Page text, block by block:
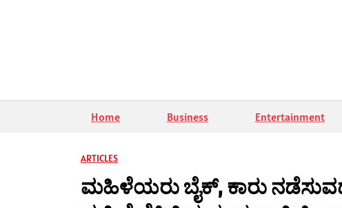
Home Business Entertainment
ARTICLES
ಮಹಿಳೆಯರು ಬೈಕ್, ಕಾರು